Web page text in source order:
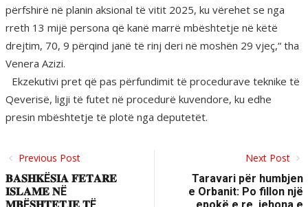
përfshirë në planin aksional të vitit 2025, ku vërehet se nga
rreth 13 mijë persona që kanë marrë mbështetje në këtë
drejtim, 70, 9 përqind janë të rinj deri në moshën 29 vjeç,“ tha
Venera Azizi.
Ekzekutivi pret që pas përfundimit të procedurave teknike të
Qeverisë, ligji të futet në procedurë kuvendore, ku edhe
presin mbështetje të plotë nga deputetët.
Previous Post
𝐁𝐀𝐒𝐇𝐊Ë𝐒𝐈𝐀 𝐅𝐄𝐓𝐀𝐑𝐄
𝐈𝐒𝐋𝐀𝐌𝐄 𝐍Ë
Next Post
Taravari për humbjen
e Orbanit: Po fillon një